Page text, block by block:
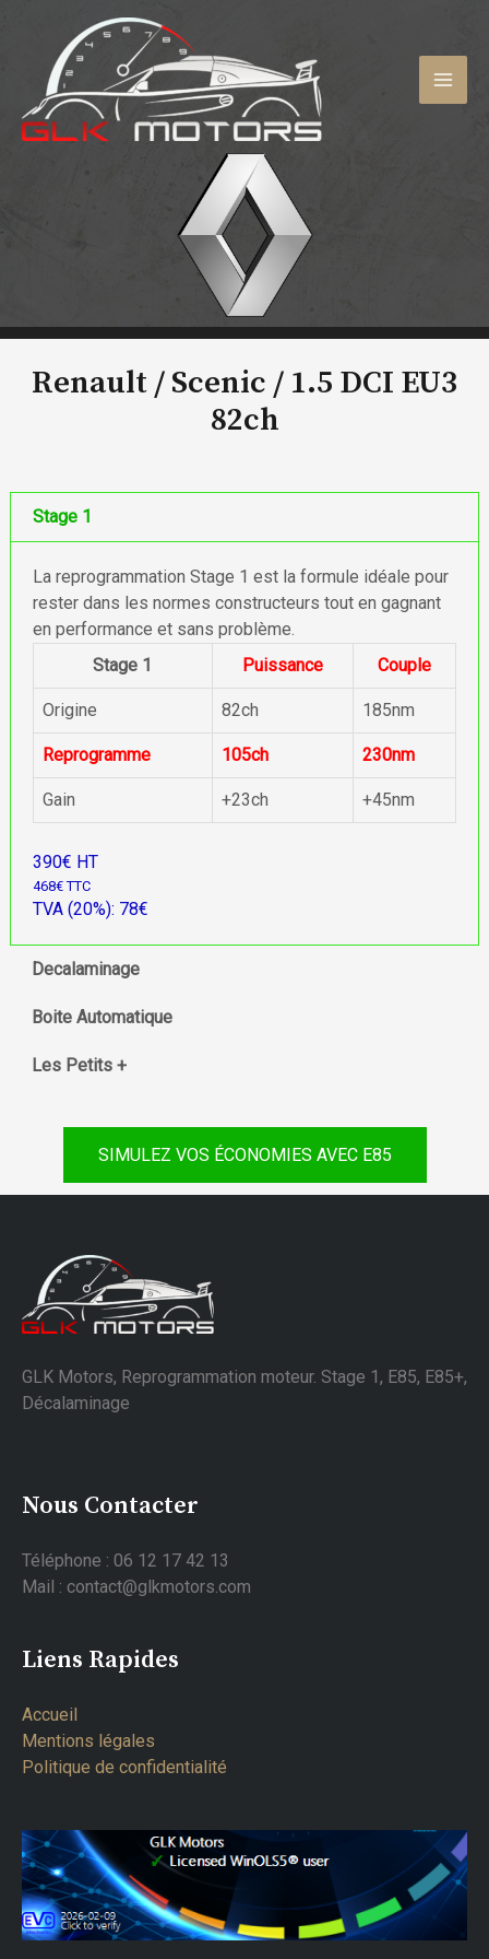
contenu
Renault / Scenic / 1.5 DCI EU3
82ch
Stage 1
La reprogrammation Stage 1 est la formule idéale pour
rester dans les normes constructeurs tout en gagnant
en performance et sans problème.
Stage 1
Puissance Couple
Origine 82ch 185nm
Reprogramme 105ch 230nm
Gain +23ch +45nm
390€ HT
468€ TTC
TVA (20%): 78€
Decalaminage
Boite Automatique
Les Petits +
SIMULEZ VOS ÉCONOMIES AVEC E85
GLK Motors, Reprogrammation moteur. Stage 1, E85, E85+,
Décalaminage
Nous Contacter
Téléphone : 06 12 17 42 13
Mail : contact@glkmotors.com
Liens Rapides
Accueil
Mentions légales
Politique de confidentialité